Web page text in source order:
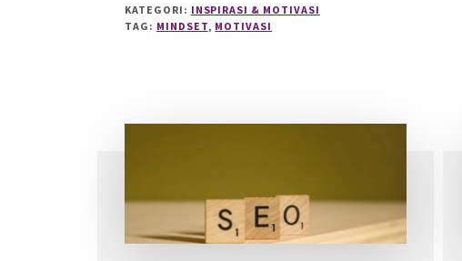
PANDANG
BEDA,
KATEGORI: INSPIRASI & MOTIVASI
TAG: MINDSET, MOTIVASI